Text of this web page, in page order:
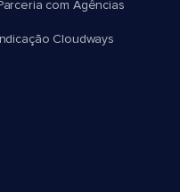
com Agências
Cloudways